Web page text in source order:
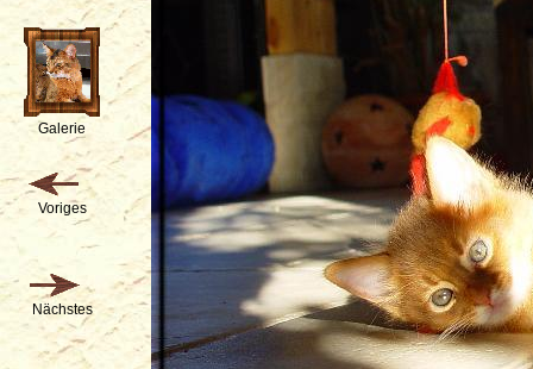
Galerie
Voriges
Nächstes